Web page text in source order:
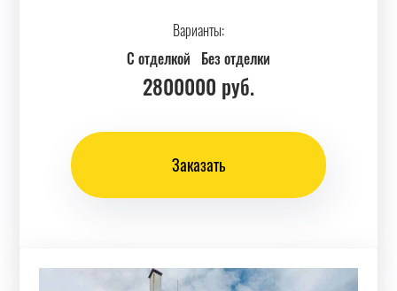
Варианты:
С отделкой Без отделки
2800000 руб.
Заказать